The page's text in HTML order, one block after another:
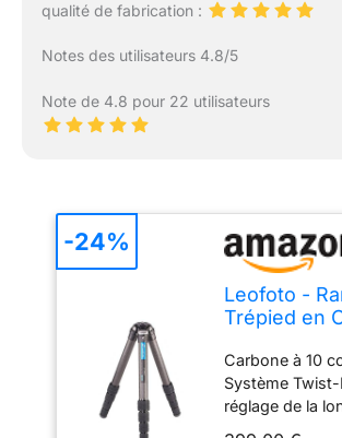
qualité de fabrication :
Notes des utilisateurs 4.8/5
Note de 4.8 pour 22 utilisateurs
Leofoto -
Trépied en
cm - Min.
8 cm - Idéal
- LS-365C
Carbone à 10
Système
réglage de la
-24%